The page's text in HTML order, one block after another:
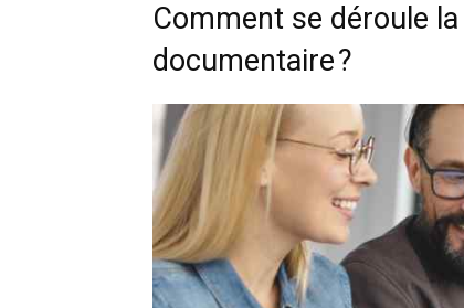
Comment se déroule
documentaire ?